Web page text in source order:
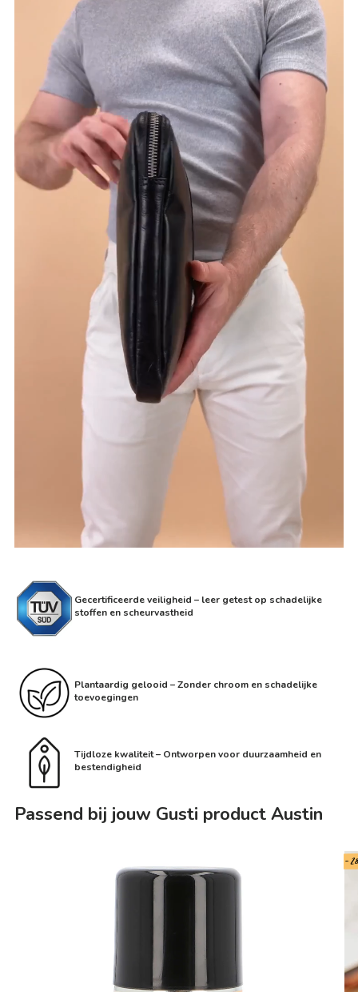
Gecertificeerde veiligheid – leer getest op schadelijke
stoffen en scheurvastheid
Plantaardig gelooid – Zonder chroom en schadelijke
toevoegingen
Tijdloze kwaliteit – Ontworpen voor duurzaamheid en
bestendigheid
Passend bij jouw Gusti product Austin
-